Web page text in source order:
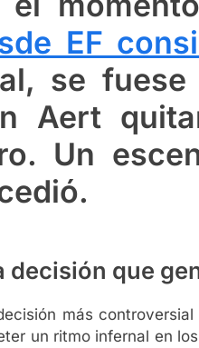
EF
se
Aert
Un
decisión que
más
un ritmo infernal en